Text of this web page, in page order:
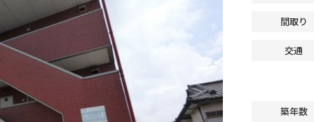
間取り
交通
築年数